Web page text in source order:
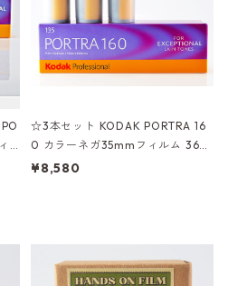
☆3本セット KODAK PORTRA 16
0 カラーネガ35mmフィルム 36枚
撮り コダック (K014-2)
¥8,580